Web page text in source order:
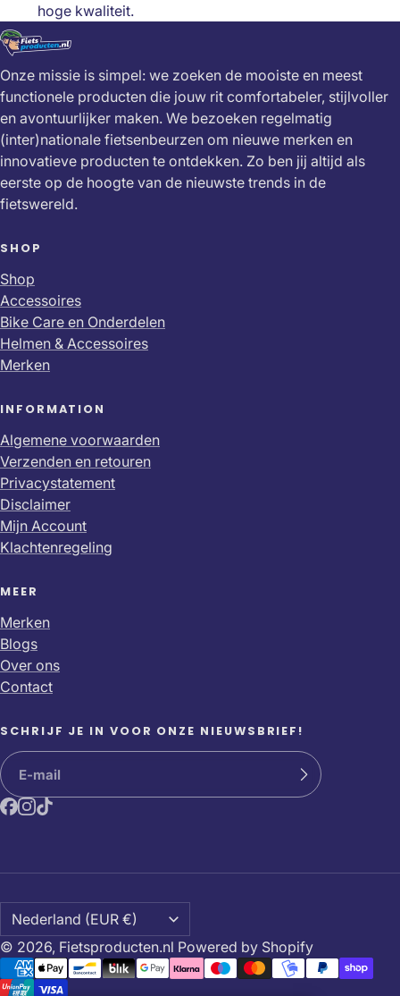
hoge kwaliteit.
Onze missie is simpel: we zoeken de mooiste en meest
functionele producten die jouw rit comfortabeler, stijlvoller
en avontuurlijker maken. We bezoeken regelmatig
(inter)nationale fietsenbeurzen om nieuwe merken en
innovatieve producten te ontdekken. Zo ben jij altijd als
eerste op de hoogte van de nieuwste trends in de
fietswereld.
SHOP
Shop
Accessoires
Bike Care en Onderdelen
Helmen & Accessoires
Merken
INFORMATION
Algemene voorwaarden
Verzenden en retouren
Privacystatement
Disclaimer
Mijn Account
Klachtenregeling
MEER
Merken
Blogs
Over ons
Contact
SCHRIJF JE IN VOOR ONZE NIEUWSBRIEF!
© 2026, Fietsproducten.nl Powered by Shopify